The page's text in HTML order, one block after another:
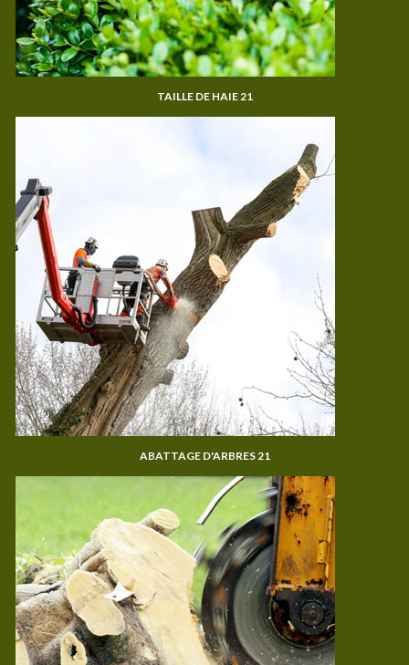
TAILLE DE HAIE 21
ABATTAGE D'ARBRES 21